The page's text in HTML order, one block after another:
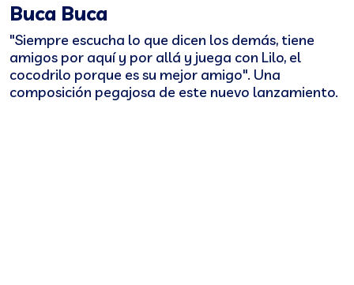
Buca Buca
"Siempre escucha lo que dicen los demás, tiene
amigos por aquí y por allá y juega con Lilo, el
cocodrilo porque es su mejor amigo". Una
composición pegajosa de este nuevo lanzamiento.